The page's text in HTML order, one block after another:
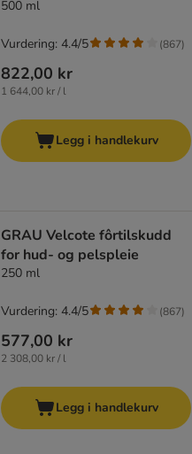
500 ml
822,00 kr
1 644,00 kr / l
Vurdering: 4.4/5 (867)
Legg i handlekurv
GRAU Velcote fôrtilskudd
for hud- og pelspleie
250 ml
577,00 kr
2 308,00 kr / l
Vurdering: 4.4/5 (867)
Legg i handlekurv